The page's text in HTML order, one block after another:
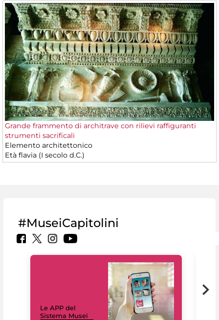
Grande frammento di architrave con rilievi raffiguranti
strumenti sacrificali
Elemento architettonico
Età flavia (I secolo d.C.)
#MuseiCapitolini
Le APP del
Sistema Musei